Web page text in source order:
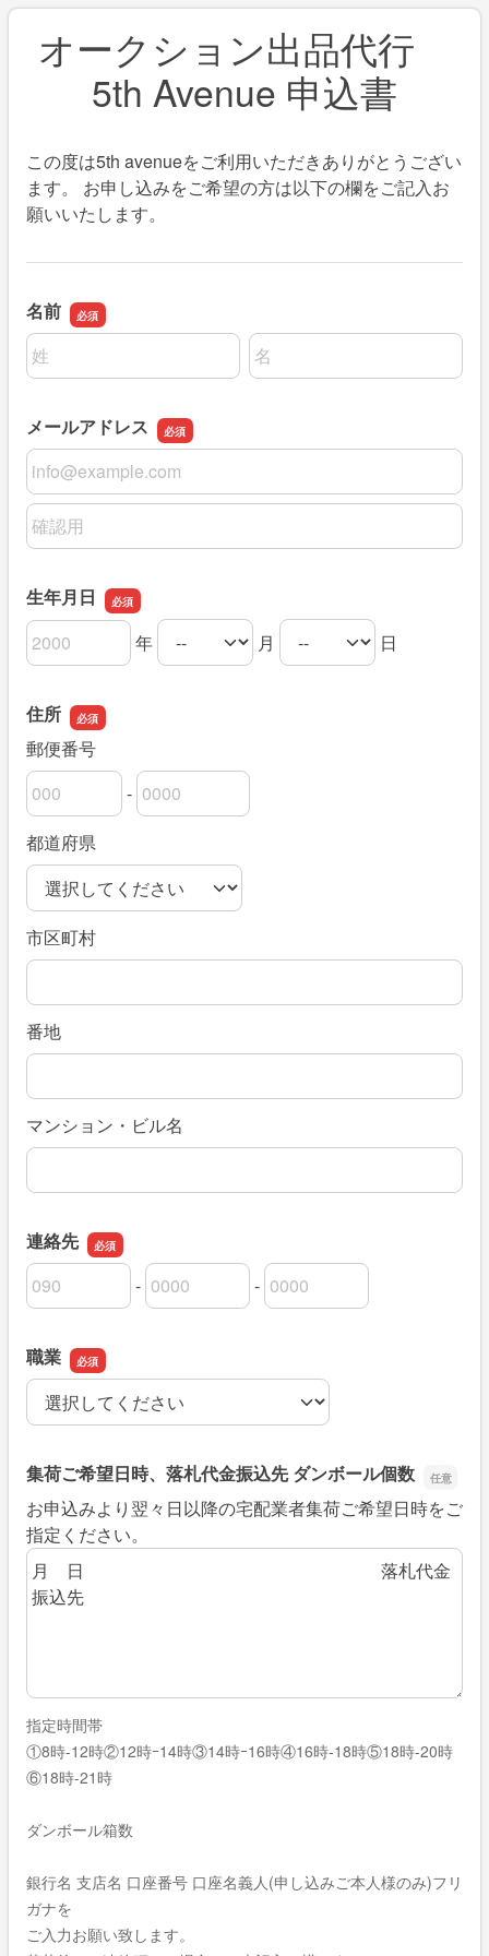
オークション出品代行
5th Avenue 申込書
この度は5th avenueをご利用いただきありがとうござい
ます。 お申し込みをご希望の方は以下の欄をご記入お
願いいたします。
名前
名前の姓
名前の名
メールアドレス
メールアドレス
メールアドレスの確認用
生年月日
生年月日の年 年
生年月日の月 月
生年月日の日 日
住所
郵便番号
郵便番号の上3桁
-
郵便番号の下4桁
都道府県
市区町村
番地
マンション・ビル名
連絡先
連絡先の市外局番
-
連絡先の市内局番 -
連絡先の加入者番号
職業
職業
集荷ご希望日時、落札代金振込先 ダンボール個数
お申込みより翌々日以降の宅配業者集荷ご希望日時をご
指定ください。
指定時間帯
①8時-12時②12時ｰ14時③14時ｰ16時④16時‐18時⑤18時-20時
⑥18時-21時
ダンボール箱数
銀行名 支店名 口座番号 口座名義人(申し込みご本人様のみ)フリ
ガナを
ご入力お願い致します。